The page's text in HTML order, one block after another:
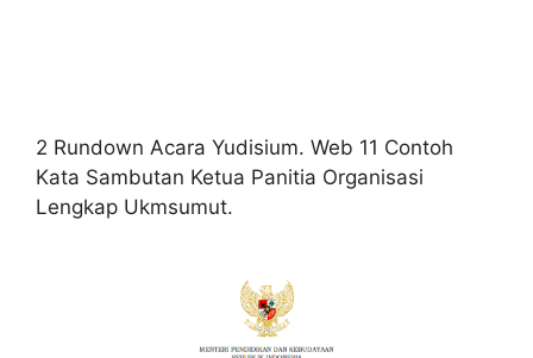
2 Rundown Acara Yudisium. Web 11 Contoh
Kata Sambutan Ketua Panitia Organisasi
Lengkap Ukmsumut.